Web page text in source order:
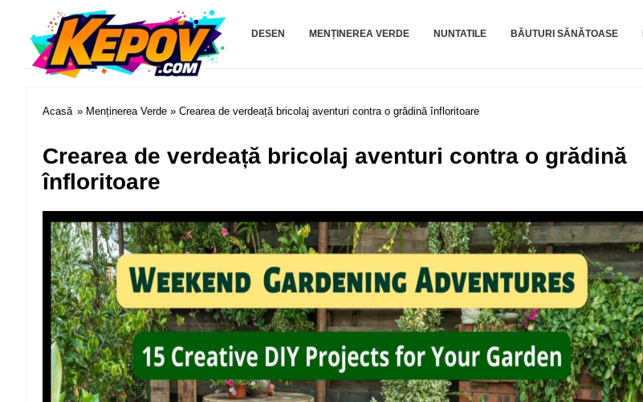
Kepov.com
DESEN MENȚINEREA VERDE NUNTATILE BĂUTURI SĂNĂTOASE
Acasă » Menținerea Verde » Crearea de verdeață bricolaj aventuri contra o grădină înfloritoare
Crearea de verdeață bricolaj aventuri contra o grădină
înfloritoare